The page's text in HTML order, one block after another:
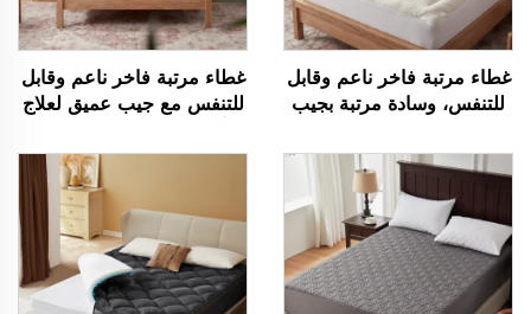
غطاء مرتبة فاخر ناعم وقابل
للتنفس، وسادة مرتبة بجيب
غطاء مرتبة فاخر ناعم وقابل
للتنفس مع جيب عميق لعلاج
مبطّن بخامة الخيزران لتبريد
الجسم (رمادي)